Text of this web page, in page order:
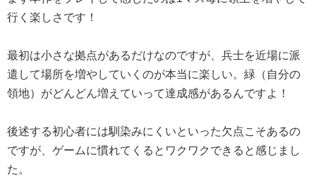
行く楽しさです！
最初は小さな拠点があるだけなのですが、兵士を近場に派
遣して場所を増やしていくのが本当に楽しい。緑（自分の
領地）がどんどん増えていって達成感があるんですよ！
後述する初心者には馴染みにくいといった欠点こそあるの
ですが、ゲームに慣れてくるとワクワクできると感じまし
た。